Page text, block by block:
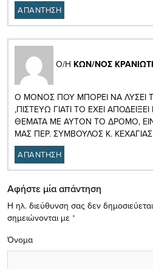
ΑΠΑΝΤΗΣΗ
Ο/Η ΚΩΝ/ΝΟΣ
Ο ΜΟΝΟΣ ΠΟΥ ΜΠΟΡΕΙ ΝΑ ΛΥΣΕΙ
,ΠΙΣΤΕΥΩ ΓΙΑΤΙ ΤΟ ΕΧΕΙ
ΘΕΜΑΤΑ ΜΕ ΑΥΤΟΝ ΤΟ ΔΡΟΜΟ,
ΜΑΣ ΠΕΡ. ΣΥΜΒΟΥΛΟΣ Κ.
ΑΠΑΝΤΗΣΗ
Αφήστε μία απάντηση
Η ηλ. διεύθυνση σας δεν
σημειώνονται με *
Όνομα